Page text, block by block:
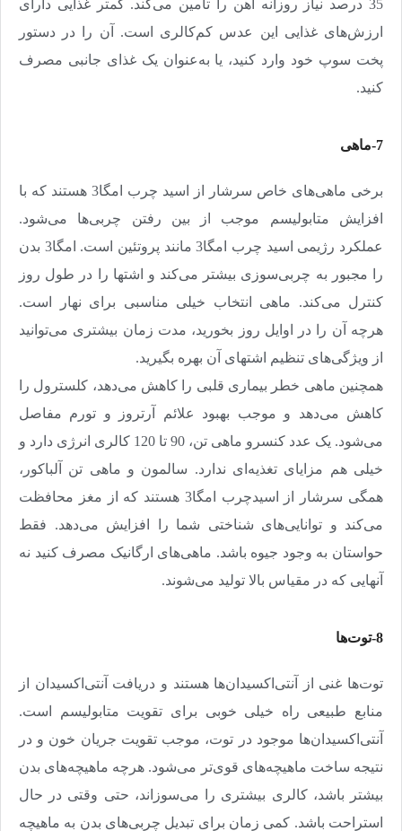
35 درصد نیاز روزانه آهن را تأمین می‌کند. کمتر غذایی دارای
ارزش‌های غذایی این عدس کم‌کالری است. آن را در دستور
پخت سوپ خود وارد کنید، یا به‌عنوان یک غذای جانبی مصرف
کنید.
7-ماهی
برخی ماهی‌های خاص سرشار از اسید چرب امگا3 هستند‌ که با
افزایش متابولیسم موجب از بین رفتن چربی‌ها می‌شود.
عملکرد رژیمی اسید چرب امگا3 مانند پروتئین است. امگا3 بدن
را مجبور به چربی‌سوزی بیشتر می‌کند و اشتها را در طول روز
کنترل می‌کند. ماهی انتخاب خیلی مناسبی برای نهار است.
هرچه آن را در اوایل روز بخورید، مدت زمان بیشتری می‌توانید
از ویژگی‌های تنظیم اشتهای آن بهره بگیرید.
همچنین ماهی خطر بیماری قلبی را کاهش می‌دهد،‌ کلسترول را
کاهش می‌دهد و موجب بهبود علائم آرتروز و تورم مفاصل
می‌شود. یک عدد کنسرو ماهی تن، 90 تا 120 کالری انرژی دارد و
خیلی هم مزایای تغذیه‌ای ندارد. سالمون و ماهی تن آلباکور،‌
همگی سرشار از اسیدچرب امگا3 هستند که از مغز محافظت
می‌کند و توانایی‌های شناختی شما را افزایش می‌دهد. فقط
حواستان به وجود جیوه باشد. ماهی‌های ارگانیک مصرف کنید نه
آنهایی که در مقیاس بالا تولید می‌شوند.
8-توت‌ها
توت‌ها غنی از آنتی‌اکسیدان‌ها هستند و دریافت آنتی‌اکسیدان از
منابع طبیعی راه خیلی خوبی برای تقویت متابولیسم است.
آنتی‌اکسیدان‌ها موجود در توت، موجب تقویت جریان خون و در
نتیجه ساخت ماهیچه‌های قوی‌تر می‌شود. هرچه ماهیچه‌های بدن
بیشتر باشد، کالری بیشتری را می‌سوزاند، حتی وقتی در حال
استراحت باشد. کمی زمان برای تبدیل چربی‌های بدن به ماهیچه